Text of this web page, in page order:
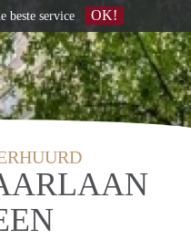
beste service OK!